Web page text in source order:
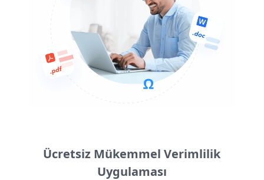
Ücretsiz Mükemmel Verimlilik
Uygulaması